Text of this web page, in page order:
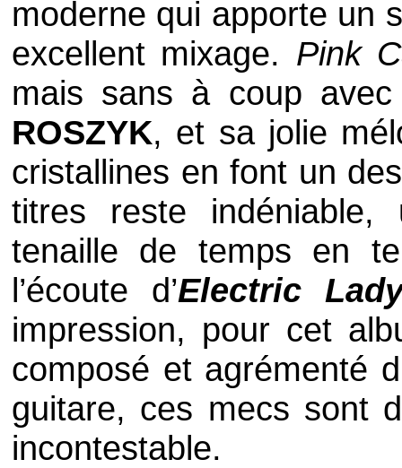
moderne qui apporte un
excellent mixage. Pink
mais sans à coup
ROSZYK, et sa jolie
cristallines en font un
titres reste
tenaille de temps en
l’écoute d’Electric
impression, pour cet
composé et agrémenté
guitare, ces mecs sont
incontestable.